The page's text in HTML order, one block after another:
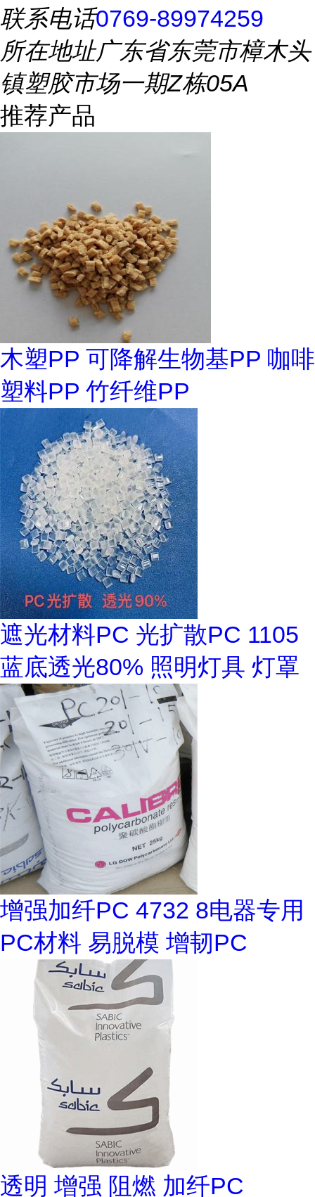
联系电话0769-89974259
所在地址广东省东莞市樟木头
镇塑胶市场一期Z栋05A
推荐产品
木塑PP 可降解生物基PP 咖啡
塑料PP 竹纤维PP
遮光材料PC 光扩散PC 1105
蓝底透光80% 照明灯具 灯罩
增强加纤PC 4732 8电器专用
PC材料 易脱模 增韧PC
透明 增强 阻燃 加纤PC